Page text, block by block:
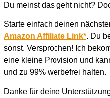
Du meinst das geht nicht?
Starte einfach deinen
Amazon Affiliate Link*. Du
sonst. Versprochen! Ich
eine kleine Provision und
und zu 99% werbefrei halten.
Danke für deine